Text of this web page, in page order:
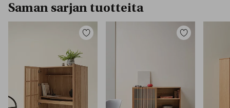
Saman sarjan tuotteita
Lisää
Lisää